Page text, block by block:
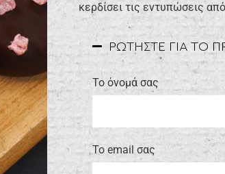
κερδίσει τις εντυπώσεις
ΡΩΤΗΣΤΕ ΓΙΑ ΤΟ
Το όνομά σας
Το email σας